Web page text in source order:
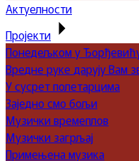
Актуелности
Пројекти
Понедељком у
Вредне руке дарују Вам
У сусрет полетарцима
Заједно смо бољи
Музички времеплов
Музички загрљај
Примењена музика